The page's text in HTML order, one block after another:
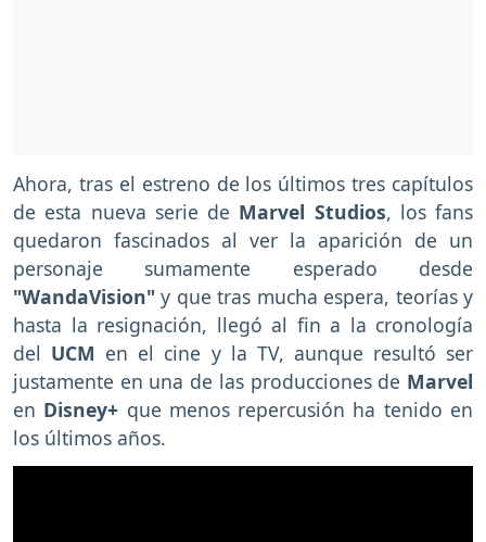
Ahora, tras el estreno de los últimos tres capítulos
de esta nueva serie de Marvel Studios, los fans
quedaron fascinados al ver la aparición de un
personaje sumamente esperado desde
"WandaVision" y que tras mucha espera, teorías y
hasta la resignación, llegó al fin a la cronología
del UCM en el cine y la TV, aunque resultó ser
justamente en una de las producciones de Marvel
en Disney+ que menos repercusión ha tenido en
los últimos años.